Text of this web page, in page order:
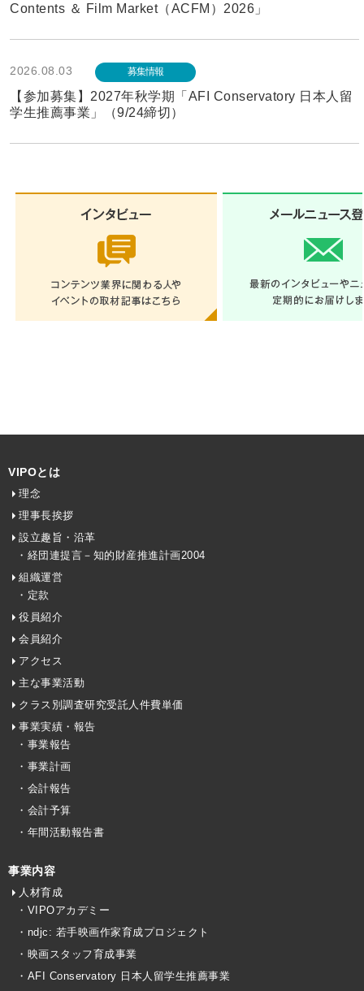
Contents ＆ Film Market（ACFM）2026」
2026.08.03 募集情報
【参加募集】2027年秋学期「AFI Conservatory 日本人留
学生推薦事業」（9/24締切）
VIPOとは
理念
理事長挨拶
設立趣旨・沿革
・経団連提言－知的財産推進計画2004
組織運営
・定款
役員紹介
会員紹介
アクセス
主な事業活動
クラス別調査研究受託人件費単価
事業実績・報告
・事業報告
・事業計画
・会計報告
・会計予算
・年間活動報告書
事業内容
人材育成
・VIPOアカデミー
・ndjc: 若手映画作家育成プロジェクト
・映画スタッフ育成事業
・AFI Conservatory 日本人留学生推薦事業